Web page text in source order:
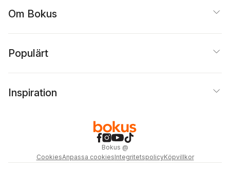
Om Bokus
Populärt
Inspiration
Bokus @
CookiesAnpassa cookiesIntegritetspolicyKöpvillkor